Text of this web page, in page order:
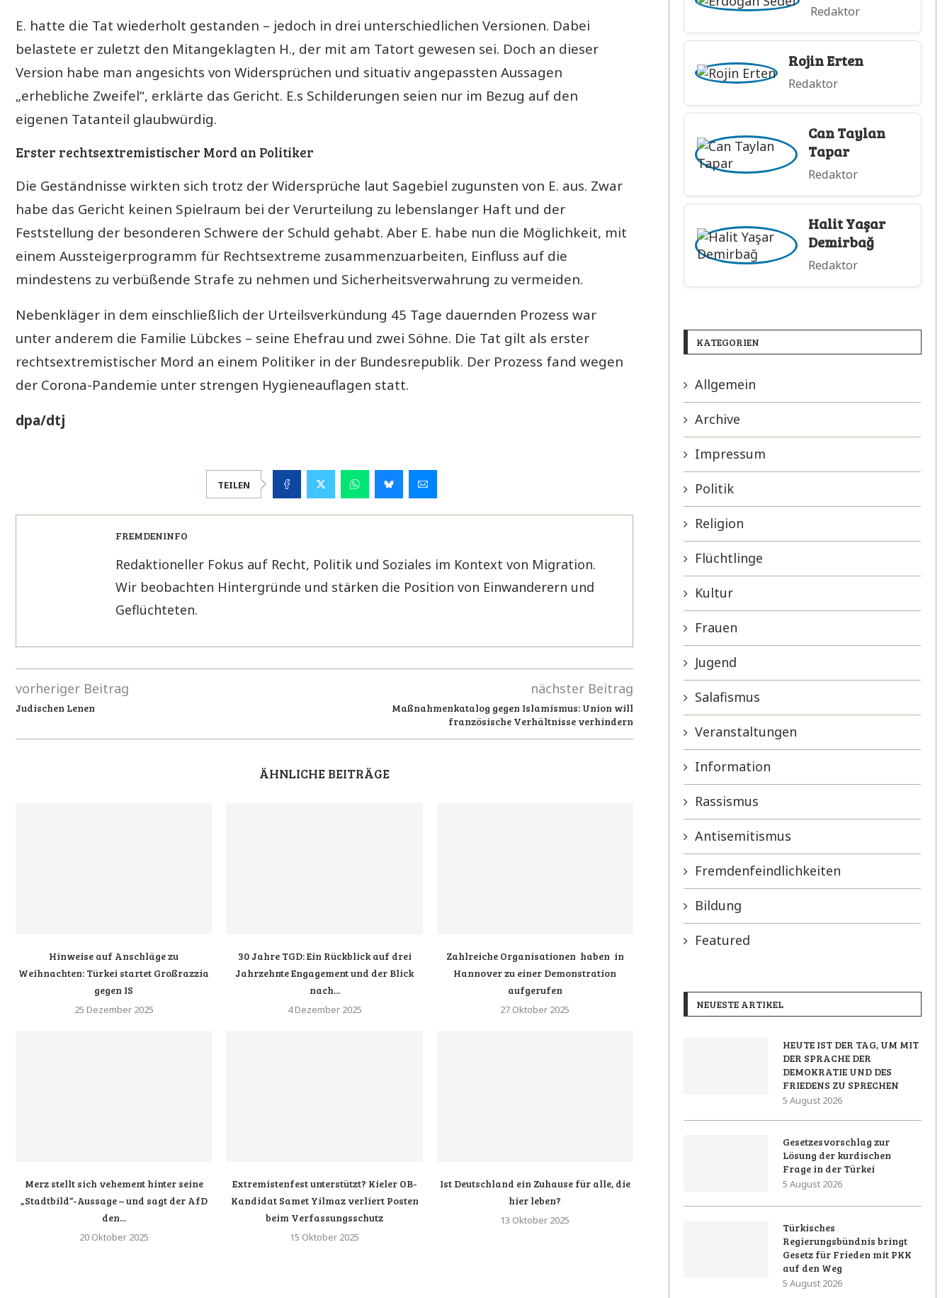
E. hatte die Tat wiederholt gestanden – jedoch in drei unterschiedlichen Versionen. Dabei
belastete er zuletzt den Mitangeklagten H., der mit am Tatort gewesen sei. Doch an dieser
Version habe man angesichts von Widersprüchen und situativ angepassten Aussagen
„erhebliche Zweifel“, erklärte das Gericht. E.s Schilderungen seien nur im Bezug auf den
eigenen Tatanteil glaubwürdig.
Erster rechtsextremistischer Mord an Politiker
Die Geständnisse wirkten sich trotz der Widersprüche laut Sagebiel zugunsten von E. aus. Zwar
habe das Gericht keinen Spielraum bei der Verurteilung zu lebenslanger Haft und der
Feststellung der besonderen Schwere der Schuld gehabt. Aber E. habe nun die Möglichkeit, mit
einem Aussteigerprogramm für Rechtsextreme zusammenzuarbeiten, Einfluss auf die
mindestens zu verbüßende Strafe zu nehmen und Sicherheitsverwahrung zu vermeiden.
Nebenkläger in dem einschließlich der Urteilsverkündung 45 Tage dauernden Prozess war
unter anderem die Familie Lübckes – seine Ehefrau und zwei Söhne. Die Tat gilt als erster
rechtsextremistischer Mord an einem Politiker in der Bundesrepublik. Der Prozess fand wegen
der Corona-Pandemie unter strengen Hygieneauflagen statt.
dpa/dtj
TEILEN
FREMDENINFO
Redaktioneller Fokus auf Recht, Politik und Soziales im Kontext von Migration.
Wir beobachten Hintergründe und stärken die Position von Einwanderern und
Geflüchteten.
vorheriger Beitrag
Judischen Lenen
nächster Beitrag
Maßnahmenkatalog gegen Islamismus: Union will
französische Verhältnisse verhindern
ÄHNLICHE BEITRÄGE
Hinweise auf Anschläge zu
Weihnachten: Türkei startet Großrazzia
gegen IS
25 Dezember 2025
30 Jahre TGD: Ein Rückblick auf drei
Jahrzehnte Engagement und der Blick
nach...
4 Dezember 2025
Zahlreiche Organisationen haben in
Hannover zu einer Demonstration
aufgerufen
27 Oktober 2025
Merz stellt sich vehement hinter seine
„Stadtbild“-Aussage – und sagt der AfD
den...
20 Oktober 2025
Extremistenfest unterstützt? Kieler OB-
Kandidat Samet Yilmaz verliert Posten
beim Verfassungsschutz
15 Oktober 2025
Ist Deutschland ein Zuhause für alle, die
hier leben?
13 Oktober 2025
Redaktor
Rojin Erten
Redaktor
Can Taylan
Tapar
Redaktor
Halit Yaşar
Demirbağ
Redaktor
KATEGORIEN
Allgemein
Archive
Impressum
Politik
Religion
Flüchtlinge
Kultur
Frauen
Jugend
Salafismus
Veranstaltungen
Information
Rassismus
Antisemitismus
Fremdenfeindlichkeiten
Bildung
Featured
NEUESTE ARTIKEL
HEUTE IST DER TAG, UM MIT
DER SPRACHE DER
DEMOKRATIE UND DES
FRIEDENS ZU SPRECHEN
5 August 2026
Gesetzesvorschlag zur
Lösung der kurdischen
Frage in der Türkei
5 August 2026
Türkisches
Regierungsbündnis bringt
Gesetz für Frieden mit PKK
auf den Weg
5 August 2026